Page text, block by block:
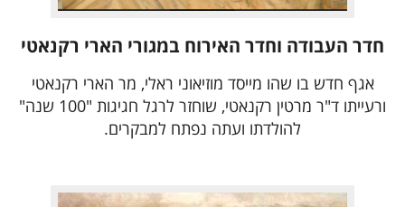
חדר העבודה וחדר האירוח במגורי הארי רקנאטי
אגף חדש בו שהו מייסד מוזיאוני ראלי, מר הארי רקנאטי
ורעייתו ד"ר מרטין רקנאטי, שוחזר לרגל חגיגות "100 שנה"
להולדתו ועתה נפתח למבקרים.